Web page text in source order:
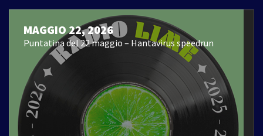
MAGGIO 22, 2026
Puntatina del 22 maggio – Hantavirus speedrun